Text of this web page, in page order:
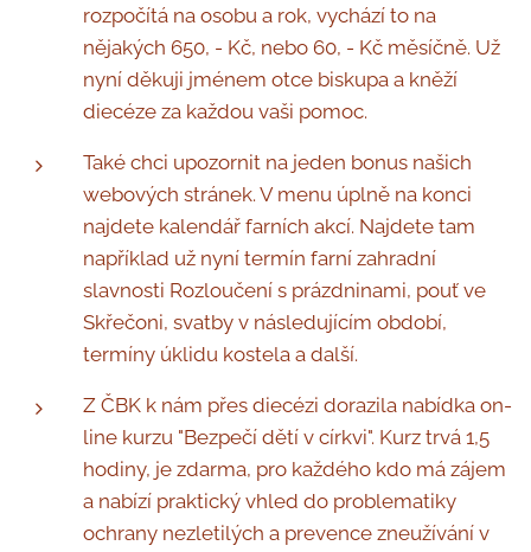
rozpočítá na osobu a rok, vychází to na
nějakých 650, - Kč, nebo 60, - Kč měsíčně. Už
nyní děkuji jménem otce biskupa a kněží
diecéze za každou vaši pomoc.
Také chci upozornit na jeden bonus našich
webových stránek. V menu úplně na konci
najdete kalendář farních akcí. Najdete tam
například už nyní termín farní zahradní
slavnosti Rozloučení s prázdninami, pouť ve
Skřečoni, svatby v následujícím období,
termíny úklidu kostela a další.
Z ČBK k nám přes diecézi dorazila nabídka on-
line kurzu "Bezpečí dětí v církvi". Kurz trvá 1,5
hodiny, je zdarma, pro každého kdo má zájem
a nabízí praktický vhled do problematiky
ochrany nezletilých a prevence zneužívání v